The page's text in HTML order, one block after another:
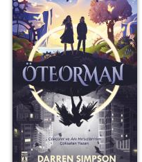
Öteorman